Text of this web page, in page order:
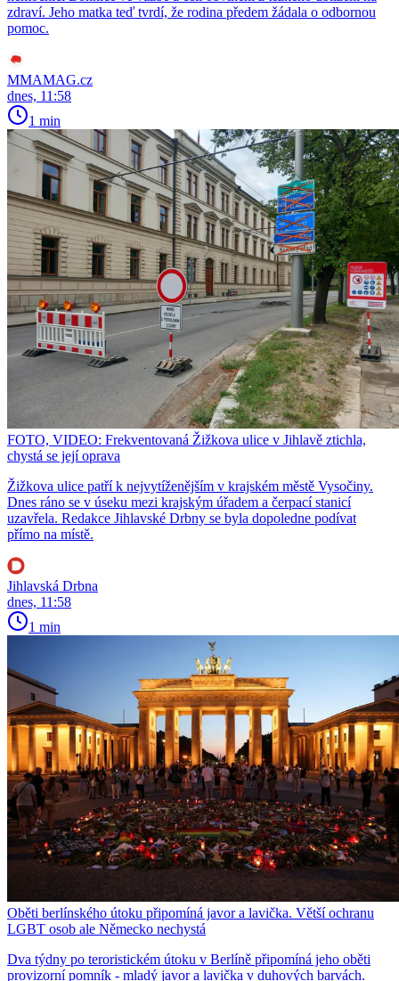
zdraví. Jeho matka teď tvrdí, že rodina předem žádala o odbornou
pomoc.
MMAMAG.cz
dnes, 11:58
1 min
FOTO, VIDEO: Frekventovaná Žižkova ulice v Jihlavě ztichla,
chystá se její oprava
Žižkova ulice patří k nejvytíženějším v krajském městě Vysočiny.
Dnes ráno se v úseku mezi krajským úřadem a čerpací stanicí
uzavřela. Redakce Jihlavské Drbny se byla dopoledne podívat
přímo na místě.
Jihlavská Drbna
dnes, 11:58
1 min
Oběti berlínského útoku připomíná javor a lavička. Větší ochranu
LGBT osob ale Německo nechystá
Dva týdny po teroristickém útoku v Berlíně připomíná jeho oběti
provizorní pomník - mladý javor a lavička v duhových barvách.